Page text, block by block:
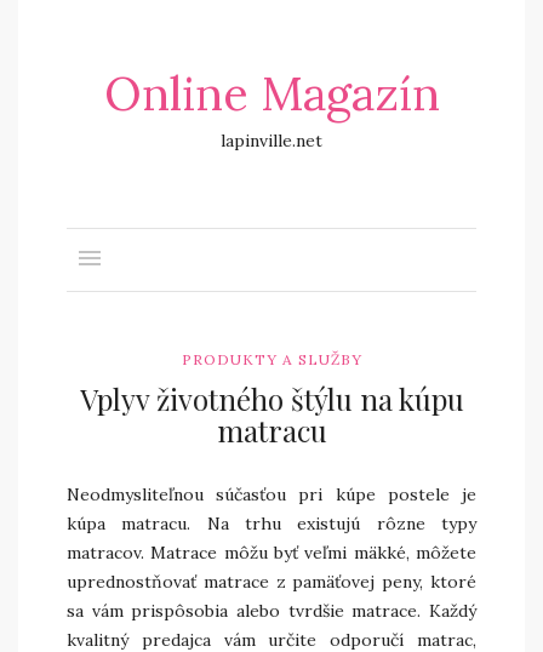
Online Magazín
lapinville.net
PRODUKTY A SLUŽBY
Vplyv životného štýlu na kúpu
matracu
Neodmysliteľnou súčasťou pri kúpe postele je
kúpa matracu. Na trhu existujú rôzne typy
matracov. Matrace môžu byť veľmi mäkké, môžete
uprednostňovať matrace z pamäťovej peny, ktoré
sa vám prispôsobia alebo tvrdšie matrace. Každý
kvalitný predajca vám určite odporučí matrac,